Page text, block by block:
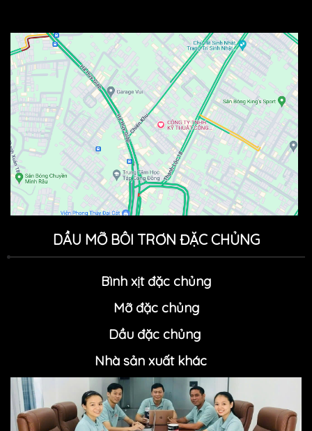
DẦU MỠ BÔI TRƠN ĐẶC CHỦNG
Bình xịt đặc chủng
Mỡ đặc chủng
Dầu đặc chủng
Nhà sản xuất khác